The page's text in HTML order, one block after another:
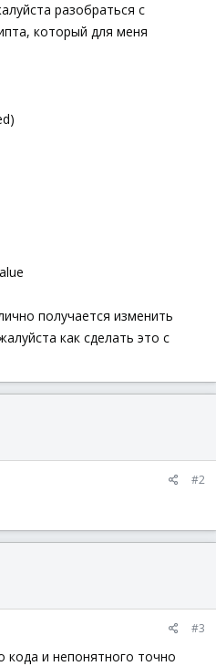
разобраться с
который для меня
получается изменить
как сделать это с
#2
#3
кода и непонятного точно